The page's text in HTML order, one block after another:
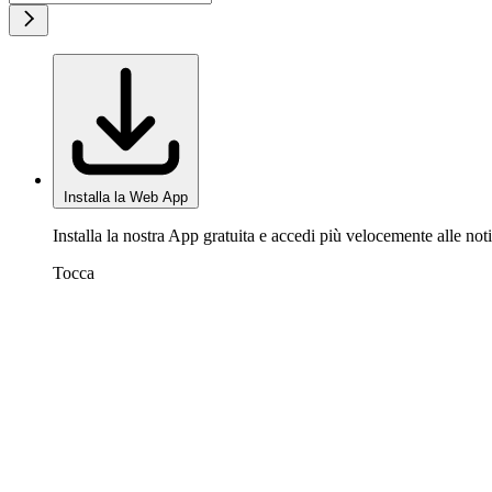
Installa la Web App
Installa la nostra App gratuita e accedi più velocemente alle
Tocca